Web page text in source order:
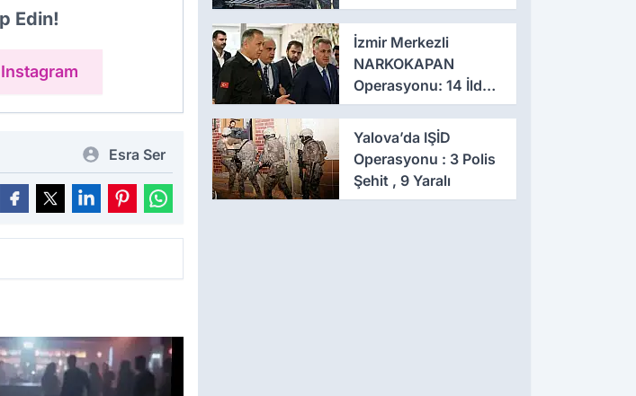
Edin!
Instagram
Esra Ser
Kazaya Neden Oldu
İzmir Merkezli
NARKOKAPAN
Operasyonu: 14 İlde
Eş Zamanlı Baskın,
641 Gözaltı
Yalova’da IŞİD
Operasyonu : 3 Polis
Şehit , 9 Yaralı